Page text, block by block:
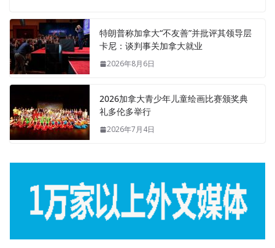
特朗普称加拿大“不友善”并批评其领导层
卡尼：谈判事关加拿大就业
2026年8月6日
2026加拿大青少年儿童绘画比赛颁奖典
礼多伦多举行
2026年7月4日